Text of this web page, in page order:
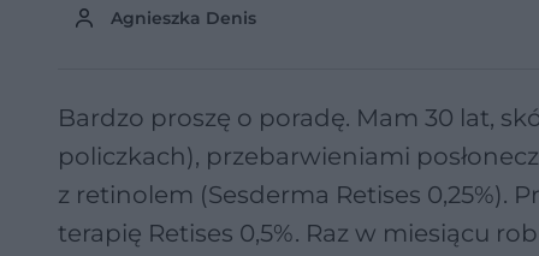
Agnieszka Denis
Bardzo proszę o poradę. Mam 30 lat,
policzkach), przebarwieniami
z retinolem (Sesderma Retises 0,25%).
terapię Retises 0,5%. Raz w miesiącu